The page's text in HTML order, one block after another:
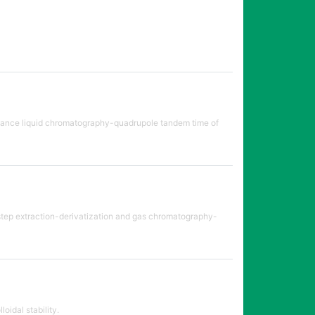
liquid chromatography-quadrupole tandem time of
extraction-derivatization and gas chromatography-
stability.